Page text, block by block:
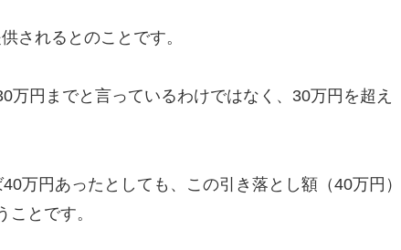
されるとのことです。
円までと言っているわけではなく、30万円を超え
万円あったとしても、この引き落とし額（40万円）
とです。